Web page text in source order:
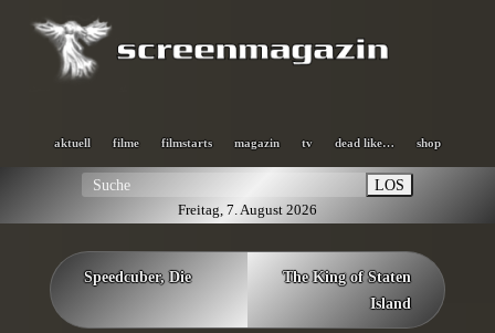
aktuell filme filmstarts magazin tv dead like… shop
LOS
Freitag, 7. August 2026
Speedcuber, Die
The King of Staten
Island